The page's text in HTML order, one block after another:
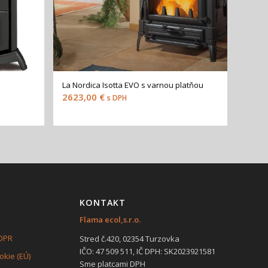
La Nordica Isotta EVO s varnou platňou
2623,00 € s DPH
(EÚ)
KONTAKT
Flama ecol,s.r.o.
Stred č.420, 02354 Turzovka
IČO: 47 509 511, IČ DPH: SK2023921581
Sme platcami DPH